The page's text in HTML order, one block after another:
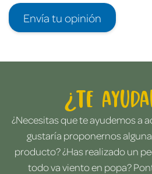
Envía tu opinión
¿Te
¿Necesitas que te ayudemos a
gustaría proponernos
producto? ¿Has realizado un
todo va viento en popa?